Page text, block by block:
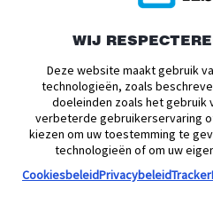
ADC-2693186 v1.0 Copyright © 2026
FreeStyle, Libre, en gerelateerde
Abbott. mylife et YpsoPump zijn
is een geregistreerd handelsmerk van
Omnipod-logo zijn geregistreerde
worden met toestemming gebruikt.
Control-IQ+, t:slim, t:slim X2, Tandem
zijn geregistreerde handelsmerken of
WIJ
Deze website maakt gebruik
technologieën, zoals
doeleinden zoals het gebruik
verbeterde gebruikerservaring
kiezen om uw toestemming te
technologieën of om uw
CookiesbeleidPrivacybeleid